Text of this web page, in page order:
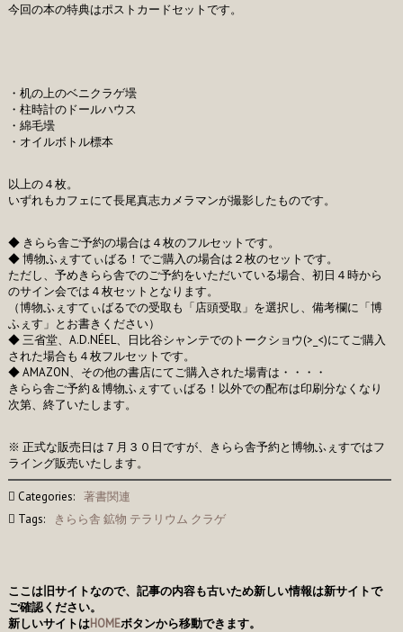
今回の本の特典はポストカードセットです。
・机の上のベニクラゲ壜
・柱時計のドールハウス
・綿毛壜
・オイルボトル標本
以上の４枚。
いずれもカフェにて長尾真志カメラマンが撮影したものです。
◆ きらら舎ご予約の場合は４枚のフルセットです。
◆ 博物ふぇすてぃばる！でご購入の場合は２枚のセットです。
ただし、予めきらら舎でのご予約をいただいている場合、初日４時から
のサイン会では４枚セットとなります。
（博物ふぇすてぃばるでの受取も「店頭受取」を選択し、備考欄に「博
ふぇす」とお書きください）
◆ 三省堂、A.D.NÉEL、日比谷シャンテでのトークショウ(>_<)にてご購入
された場合も４枚フルセットです。
◆ AMAZON、その他の書店にてご購入された場青は・・・・
きらら舎ご予約＆博物ふぇすてぃばる！以外での配布は印刷分なくなり
次第、終了いたします。
※ 正式な販売日は７月３０日ですが、きらら舎予約と博物ふぇすではフ
ライング販売いたします。
Categories: 著書関連
Tags:
きらら舎 鉱物 テラリウム クラゲ
ここは旧サイトなので、記事の内容も古いため新しい情報は新サイトで
ご確認ください。
新しいサイトはHOMEボタンから移動できます。